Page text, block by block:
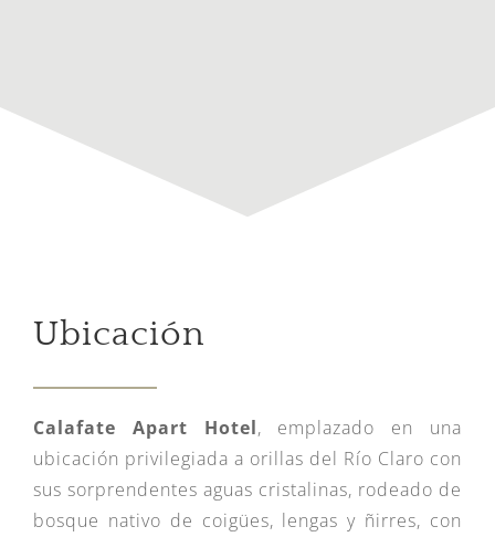
Ubicación
Calafate Apart Hotel, emplazado en una
ubicación privilegiada a orillas del Río Claro con
sus sorprendentes aguas cristalinas, rodeado de
bosque nativo de coigües, lengas y ñirres, con